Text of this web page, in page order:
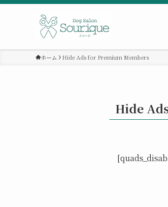
ホーム Hide Ads for Premium Members
Hide